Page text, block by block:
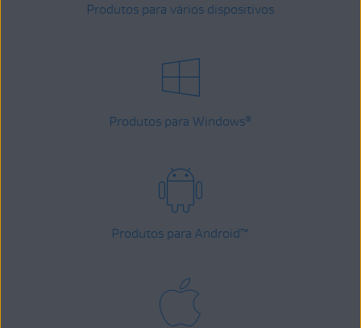
Produtos para vários dispositivos
Produtos para Windows®
Produtos para Android™